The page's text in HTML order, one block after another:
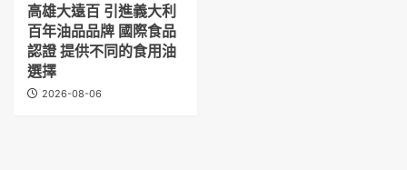
高雄大遠百 引進義大利
百年油品品牌 國際食品
認證 提供不同的食用油
選擇
2026-08-06